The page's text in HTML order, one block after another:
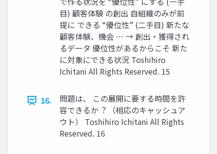
⽬) 顧客体験 の創出 ⾃組織のみが前
提に できる “優位性” (⼆⼿⽬) 新たな
顧客体験、機会 … → 創出・獲得され
るデータ 優位性があるからこそ 新た
に対象にできる状況 Toshihiro
Ichitani All Rights Reserved. 15
16.
問題は、 この展開に要する時間を許
容できるか︖ （相応のキャッシュア
ウト） Toshihiro Ichitani All Rights
Reserved. 16